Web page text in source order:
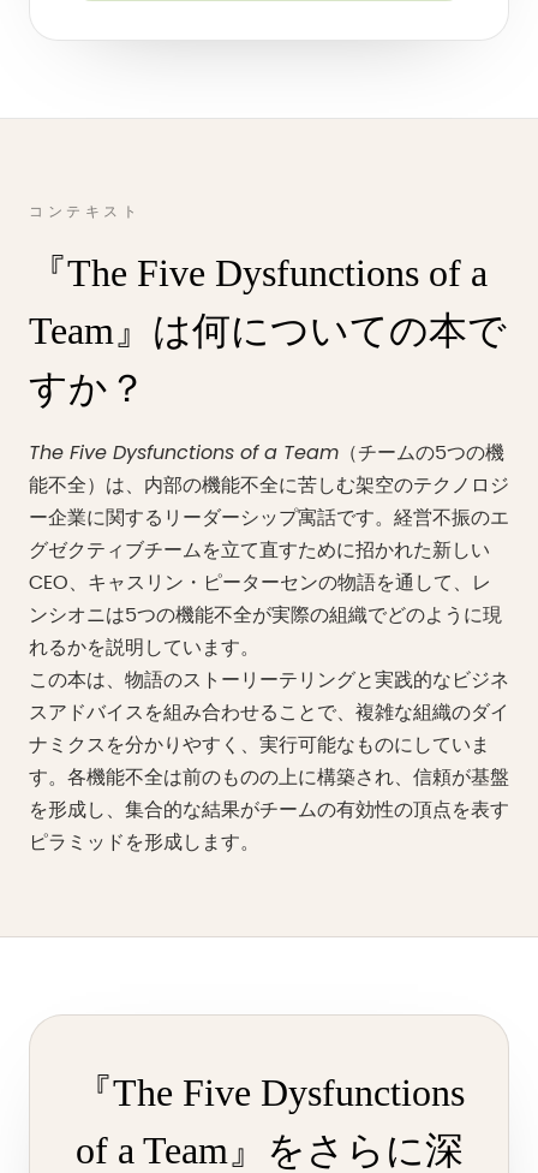
コンテキスト
『The Five Dysfunctions of a
Team』は何についての本で
すか？
The Five Dysfunctions of a Team （チームの5つの機
能不全）は、内部の機能不全に苦しむ架空のテクノロジ
ー企業に関するリーダーシップ寓話です。経営不振のエ
グゼクティブチームを立て直すために招かれた新しい
CEO、キャスリン・ピーターセンの物語を通して、レ
ンシオニは5つの機能不全が実際の組織でどのように現
れるかを説明しています。
この本は、物語のストーリーテリングと実践的なビジネ
スアドバイスを組み合わせることで、複雑な組織のダイ
ナミクスを分かりやすく、実行可能なものにしていま
す。各機能不全は前のものの上に構築され、信頼が基盤
を形成し、集合的な結果がチームの有効性の頂点を表す
ピラミッドを形成します。
『The Five Dysfunctions
of a Team』をさらに深